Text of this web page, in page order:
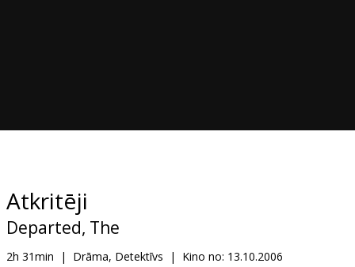
B2B
Atkritēji
Departed, The
2h 31min | Drāma, Detektīvs | Kino no: 13.10.2006